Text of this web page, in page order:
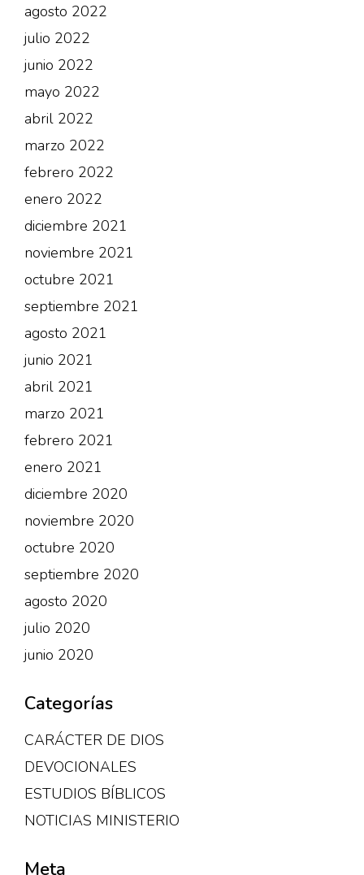
agosto 2022
julio 2022
junio 2022
mayo 2022
abril 2022
marzo 2022
febrero 2022
enero 2022
diciembre 2021
noviembre 2021
octubre 2021
septiembre 2021
agosto 2021
junio 2021
abril 2021
marzo 2021
febrero 2021
enero 2021
diciembre 2020
noviembre 2020
octubre 2020
septiembre 2020
agosto 2020
julio 2020
junio 2020
Categorías
CARÁCTER DE DIOS
DEVOCIONALES
ESTUDIOS BÍBLICOS
NOTICIAS MINISTERIO
Meta